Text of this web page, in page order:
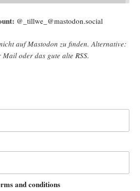
@_tillwe_@mastodon.social
auf Mast­o­don zu fin­den. Alter­na­ti­ve:
oder das gute alte RSS.
and conditions